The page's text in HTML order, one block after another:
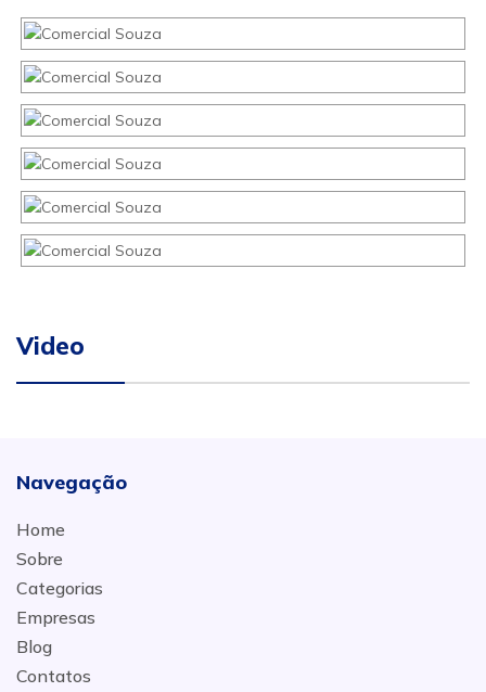
Video
Navegação
Home
Sobre
Categorias
Empresas
Blog
Contatos